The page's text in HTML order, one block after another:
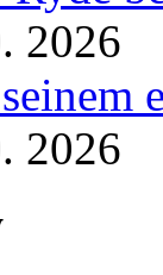
2026
2026